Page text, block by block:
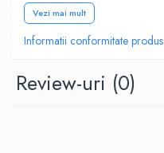
SAE (VASCOZITATE)
10W-40
NORME, SPECIFICATII
Vezi mai mult
Informatii conformitate produs
Review-uri (0)